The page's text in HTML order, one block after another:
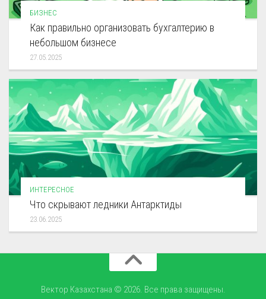
БИЗНЕС
Как правильно организовать бухгалтерию в
небольшом бизнесе
27.05.2025
ИНТЕРЕСНОЕ
Что скрывают ледники Антарктиды
23.06.2025
Вектор Казахстана © 2026. Все права защищены.